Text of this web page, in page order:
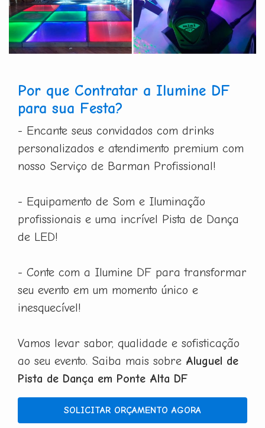
Por que Contratar a Ilumine DF
para sua Festa?
- Encante seus convidados com drinks
personalizados e atendimento premium com
nosso Serviço de Barman Profissional!
- Equipamento de Som e Iluminação
profissionais e uma incrível Pista de Dança
de LED!
- Conte com a Ilumine DF para transformar
seu evento em um momento único e
inesquecível!
Vamos levar sabor, qualidade e sofisticação
ao seu evento. Saiba mais sobre Aluguel de
Pista de Dança em Ponte Alta DF
SOLICITAR ORÇAMENTO AGORA